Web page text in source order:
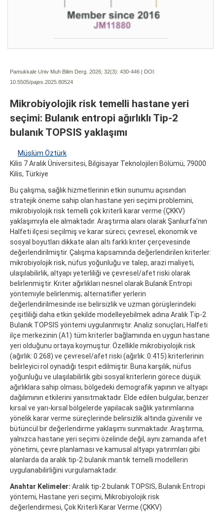
Pamukkale Univ Muh Bilim Derg. 2026; 32(3): 430-446 | DOI:
10.5505/pajes.2025.80524
Mikrobiyolojik risk temelli hastane yeri
seçimi: Bulanık entropi ağırlıklı Tip-2
bulanık TOPSIS yaklaşımı
Müslüm Öztürk
Kilis 7 Aralık Üniversitesi, Bilgisayar Teknolojileri Bölümü, 79000
Kilis, Türkiye
Bu çalışma, sağlık hizmetlerinin etkin sunumu açısından
stratejik öneme sahip olan hastane yeri seçimi problemini,
mikrobiyolojik risk temelli çok kriterli karar verme (ÇKKV)
yaklaşımıyla ele almaktadır. Araştırma alanı olarak Şanlıurfa’nın
Halfeti ilçesi seçilmiş ve karar süreci; çevresel, ekonomik ve
sosyal boyutları dikkate alan altı farklı kriter çerçevesinde
değerlendirilmiştir. Çalışma kapsamında değerlendirilen kriterler:
mikrobiyolojik risk, nüfus yoğunluğu ve talep, arazi maliyeti,
ulaşılabilirlik, altyapı yeterliliği ve çevresel/afet riski olarak
belirlenmiştir. Kriter ağırlıkları nesnel olarak Bulanık Entropi
yöntemiyle belirlenmiş; alternatifler yerlerin
değerlendirilmesinde ise belirsizlik ve uzman görüşlerindeki
çeşitliliği daha etkin şekilde modelleyebilmek adına Aralık Tip-2
Bulanık TOPSIS yöntemi uygulanmıştır. Analiz sonuçları, Halfeti
ilçe merkezinin (A1) tüm kriterler bağlamında en uygun hastane
yeri olduğunu ortaya koymuştur. Özellikle mikrobiyolojik risk
(ağırlık: 0.268) ve çevresel/afet riski (ağırlık: 0.415) kriterlerinin
belirleyici rol oynadığı tespit edilmiştir. Buna karşılık, nüfus
yoğunluğu ve ulaşılabilirlik gibi sosyal kriterlerin görece düşük
ağırlıklara sahip olması, bölgedeki demografik yapının ve altyapı
dağılımının etkilerini yansıtmaktadır. Elde edilen bulgular, benzer
kırsal ve yarı-kırsal bölgelerde yapılacak sağlık yatırımlarına
yönelik karar verme süreçlerinde belirsizlik altında güvenilir ve
bütüncül bir değerlendirme yaklaşımı sunmaktadır. Araştırma,
yalnızca hastane yeri seçimi özelinde değil, aynı zamanda afet
yönetimi, çevre planlaması ve kamusal altyapı yatırımları gibi
alanlarda da aralık tip-2 bulanık mantık temelli modellerin
uygulanabilirliğini vurgulamaktadır.
Anahtar Kelimeler: Aralık tip-2 bulanık TOPSIS, Bulanık Entropi
yöntemi, Hastane yeri seçimi, Mikrobiyolojik risk
değerlendirmesi, Çok Kriterli Karar Verme (ÇKKV)